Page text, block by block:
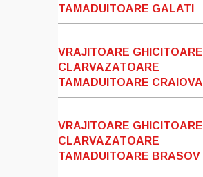
TAMADUITOARE GALATI
VRAJITOARE GHICITOARE
CLARVAZATOARE
TAMADUITOARE CRAIOVA
VRAJITOARE GHICITOARE
CLARVAZATOARE
TAMADUITOARE BRASOV